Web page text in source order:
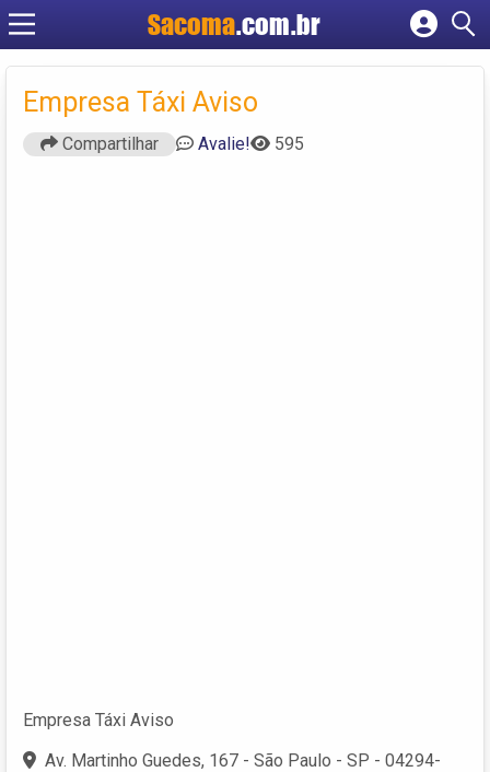
Sacoma.com.br
Cadastrar empresa
Criar conta
Empresa Táxi Aviso
Compartilhar Avalie! 595
Empresa Táxi Aviso
Av. Martinho Guedes, 167 - São Paulo - SP - 04294-